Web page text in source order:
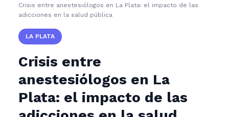
Crisis entre anestesiólogos en La Plata: el impacto de las
adicciones en la salud pública
LA PLATA
Crisis entre
anestesiólogos en La
Plata: el impacto de las